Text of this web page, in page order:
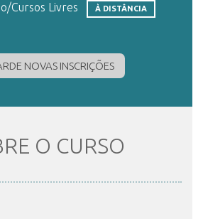
Cursos Livres À DISTÂNCIA
NOVAS INSCRIÇÕES
O CURSO